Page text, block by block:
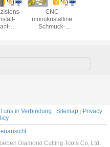
CNC
monokristalline
Schmuck-
uns in Verbindung | Sitemap | Privacy
Diamond Cutting Tools Co,.Ltd.